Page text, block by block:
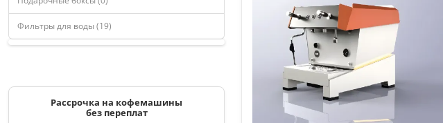
Фильтры для воды (19)
Рассрочка на кофемашины
без переплат